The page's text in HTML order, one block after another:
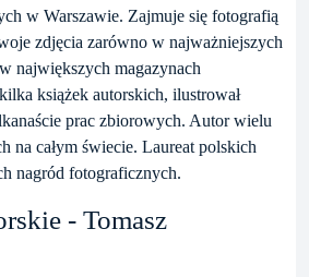
w Warszawie. Zajmuje się fotografią
zdjęcia zarówno w najważniejszych
największych magazynach
książek autorskich, ilustrował
prac zbiorowych. Autor wielu
na całym świecie. Laureat polskich
nagród fotograficznych.
- Tomasz